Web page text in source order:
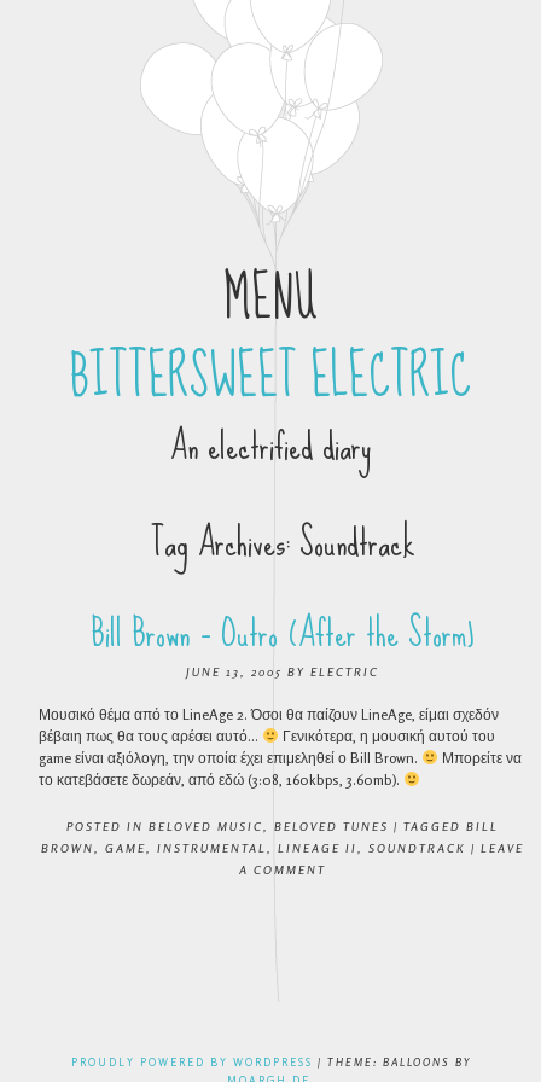
MENU
Skip to contentBITTERSWEET ELECTRIC
An electrified diary
Tag Archives:Soundtrack
Bill Brown – Outro (After the Storm)
JUNE 13, 2005 BY ELECTRIC
Μουσικό θέμα από το LineAge 2. Όσοι θα παίζουν LineAge, είμαι σχεδόν
βέβαιη πως θα τους αρέσει αυτό…
Γενικότερα, η μουσική αυτού του
game είναι αξιόλογη, την οποία έχει επιμεληθεί ο Bill Brown.
Μπορείτε να
το κατεβάσετε δωρεάν, από εδώ (3:08, 160kbps, 3.60mb).
POSTED IN BELOVED MUSIC BELOVED TUNES | TAGGED BILL
BROWN
GAME INSTRUMENTAL LINEAGE II SOUNDTRACK | LEAVE
A COMMENT
POST NAVIGATION
PROUDLY POWERED BY WORDPRESS | THEME: BALLOONS BY